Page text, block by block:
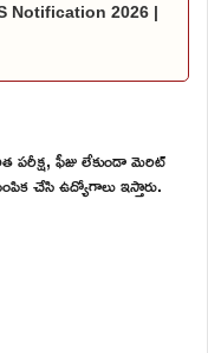
Notification 2026 |
ఫీజు లేకుండా మెరిట్
చేసి ఉద్యోగాలు ఇస్తారు.